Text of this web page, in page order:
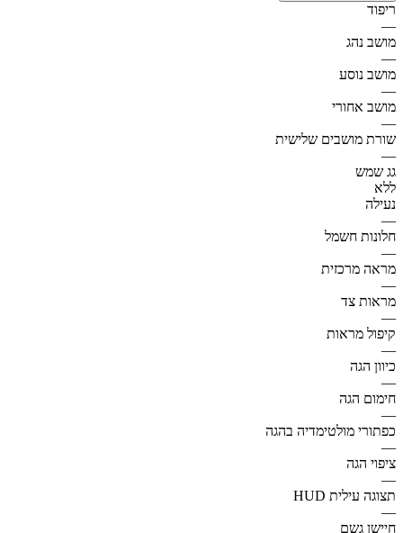
ריפוד
—
מושב נהג
—
מושב נוסע
—
מושב אחורי
—
שורת מושבים שלישית
—
גג שמש
ללא
נעילה
—
חלונות חשמל
—
מראה מרכזית
—
מראות צד
—
קיפול מראות
—
כיוון הגה
—
חימום הגה
—
כפתורי מולטימדיה בהגה
—
ציפוי הגה
—
תצוגה עילית HUD
—
חיישן גשם